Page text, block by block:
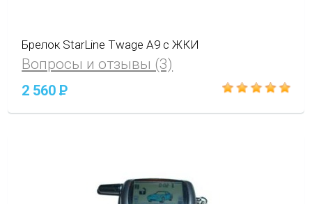
Брелок StarLine Twage A9 с ЖКИ
Вопросы и отзывы (3)
2 560P